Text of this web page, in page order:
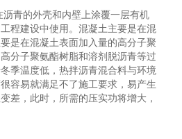
青的外壳和内壁上涂覆一层有机
程建设中使用。混凝土主要是在混
是在混凝土表面加入量的高分子聚
分子聚氨酯树脂和溶剂脱沥青等过
季温度低，热拌沥青混合料与环境
容易就满足不了施工要求，易产生
差，此时，所需的压实功将增大，